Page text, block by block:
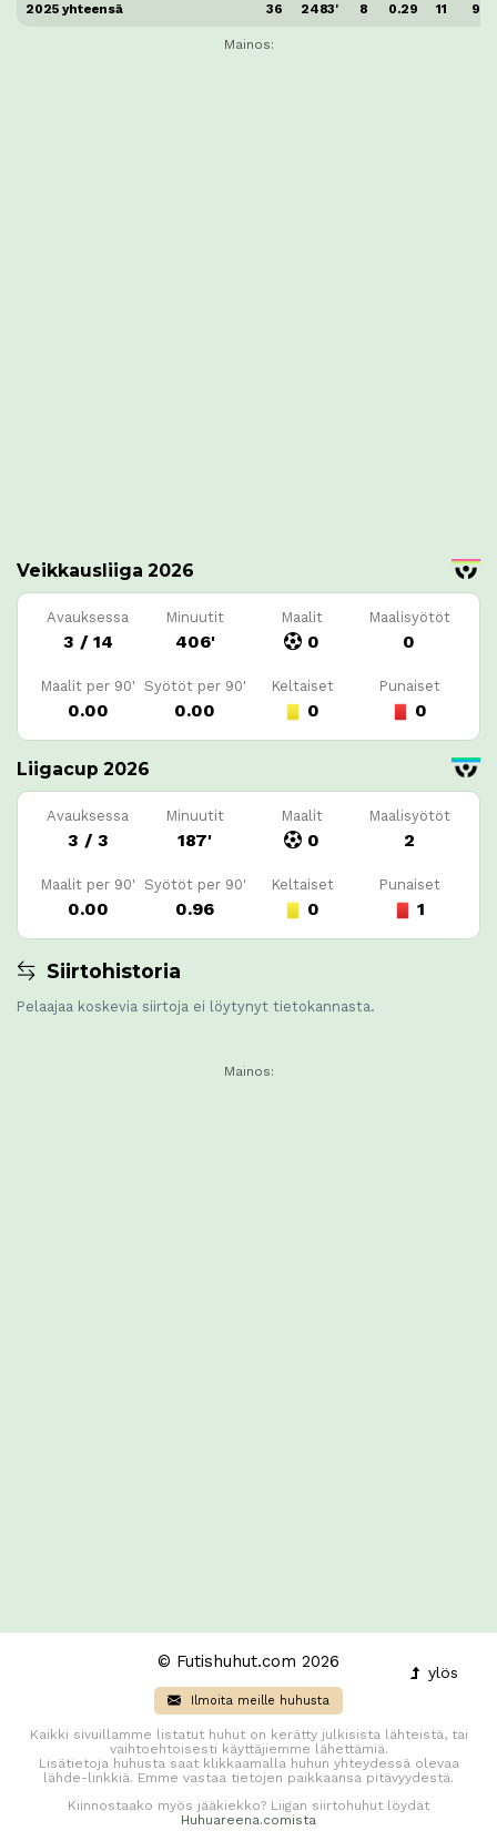
2025 yhteensä 36 2483' 8 0.29 11 9
Mainos:
Veikkausliiga 2026
Avauksessa
3 / 14
Minuutit
406'
Maalit
0
Maalisyötöt
0
Maalit per 90'
0.00
Syötöt per 90'
0.00
Keltaiset
0
Punaiset
0
Liigacup 2026
Avauksessa
3 / 3
Minuutit
187'
Maalit
0
Maalisyötöt
2
Maalit per 90'
0.00
Syötöt per 90'
0.96
Keltaiset
0
Punaiset
1
Siirtohistoria
Pelaajaa koskevia siirtoja ei löytynyt tietokannasta.
Mainos:
ylös
© Futishuhut.com 2026
Ilmoita meille huhusta
Kaikki sivuillamme listatut huhut on kerätty julkisista lähteistä, tai
vaihtoehtoisesti käyttäjiemme lähettämiä.
Lisätietoja huhusta saat klikkaamalla huhun yhteydessä olevaa
lähde-linkkiä. Emme vastaa tietojen paikkaansa pitävyydestä.
Kiinnostaako myös jääkiekko? Liigan siirtohuhut löydät
Huhuareena.comista